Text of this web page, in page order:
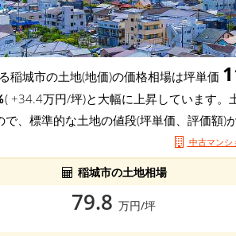
稲城市の土地(地価)の価格相場は坪単価
( +34.4万円/坪)と大幅に上昇しています。
で、標準的な土地の値段(坪単価、評価額)
中古マンシ
稲城市の土地相場
79.8 万円/坪